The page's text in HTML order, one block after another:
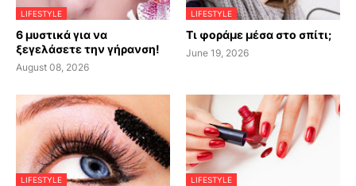
LIFESTYLE
6 μυστικά για να
ξεγελάσετε την γήρανση!
August 08, 2026
LIFESTYLE
Τι φοράμε μέσα στο σπίτι;
June 19, 2026
LIFESTYLE LIFESTYLE